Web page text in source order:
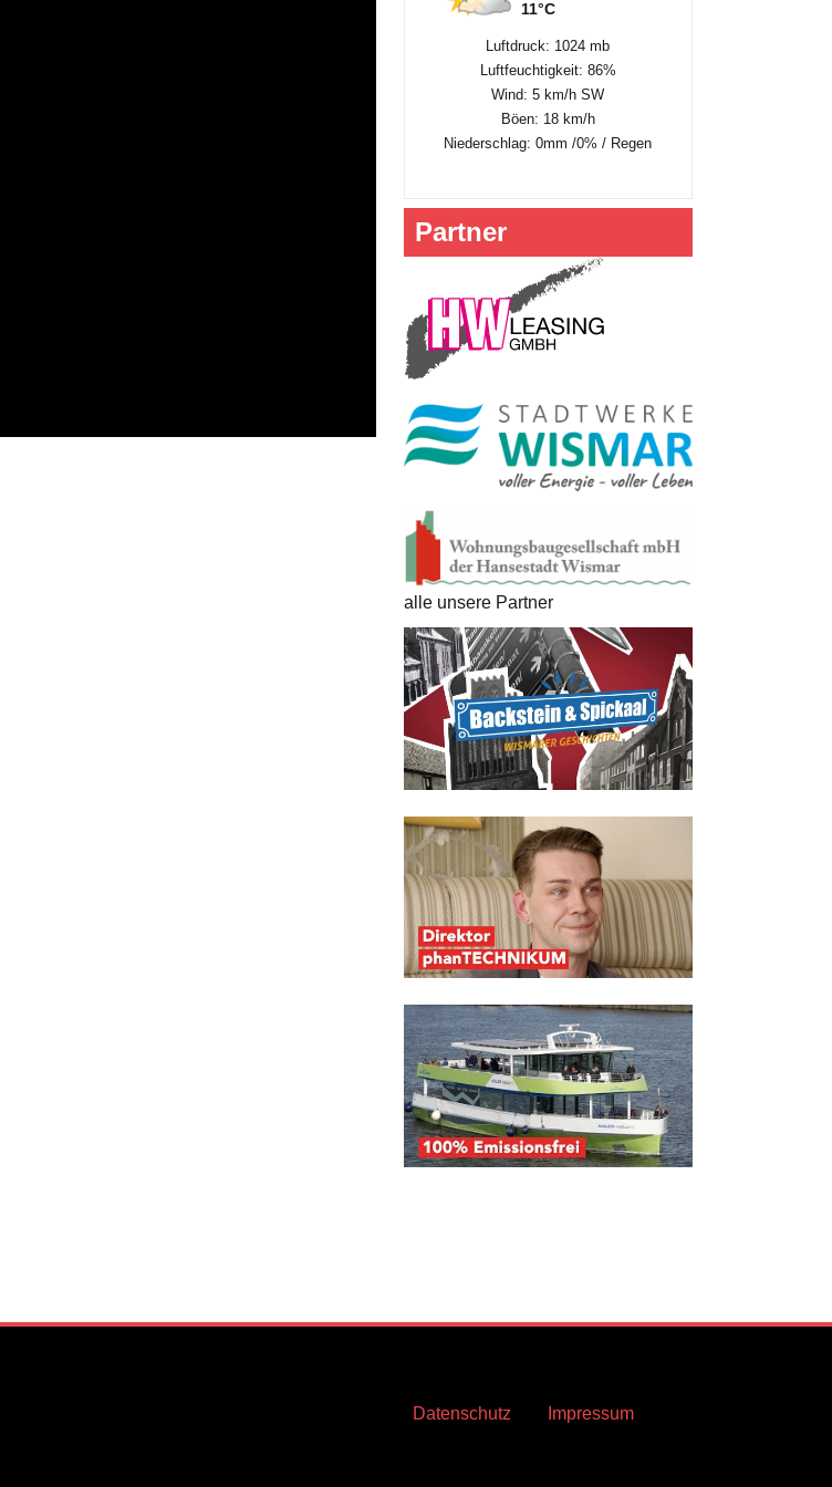
11°C
Luftdruck: 1024 mb
Luftfeuchtigkeit: 86%
Wind: 5 km/h SW
Böen: 18 km/h
Niederschlag:0mm /0% / Regen
Partner
alle unsere Partner
Datenschutz Impressum